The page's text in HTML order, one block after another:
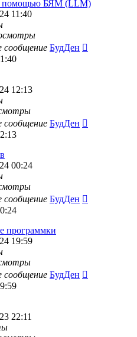
помощью БЯМ (LLM)
11:40
сообщение БудДен
12:13
сообщение БудДен
00:24
сообщение БудДен
программки
19:59
сообщение БудДен
22:11